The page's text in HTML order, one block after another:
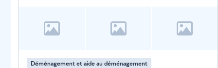
Déménagement et aide au déménagement